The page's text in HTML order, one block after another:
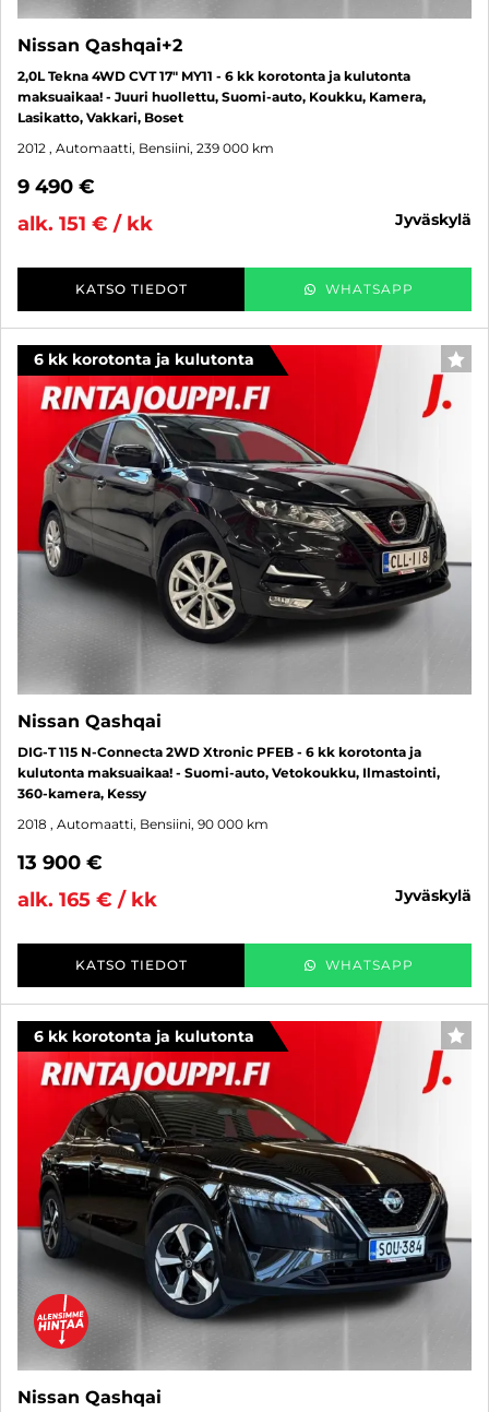
Nissan Qashqai+2
2,0L Tekna 4WD CVT 17" MY11 - 6 kk korotonta ja kulutonta
maksuaikaa! - Juuri huollettu, Suomi-auto, Koukku, Kamera,
Lasikatto, Vakkari, Boset
2012 , Automaatti, Bensiini, 239 000 km
9 490 €
alk. 151 € / kk
jyväskylä
KATSO TIEDOT WHATSAPP
6 kk korotonta ja kulutonta
Nissan Qashqai
DIG-T 115 N-Connecta 2WD Xtronic PFEB - 6 kk korotonta ja
kulutonta maksuaikaa! - Suomi-auto, Vetokoukku, Ilmastointi,
360-kamera, Kessy
2018 , Automaatti, Bensiini, 90 000 km
13 900 €
alk. 165 € / kk
jyväskylä
KATSO TIEDOT WHATSAPP
6 kk korotonta ja kulutonta
Nissan Qashqai